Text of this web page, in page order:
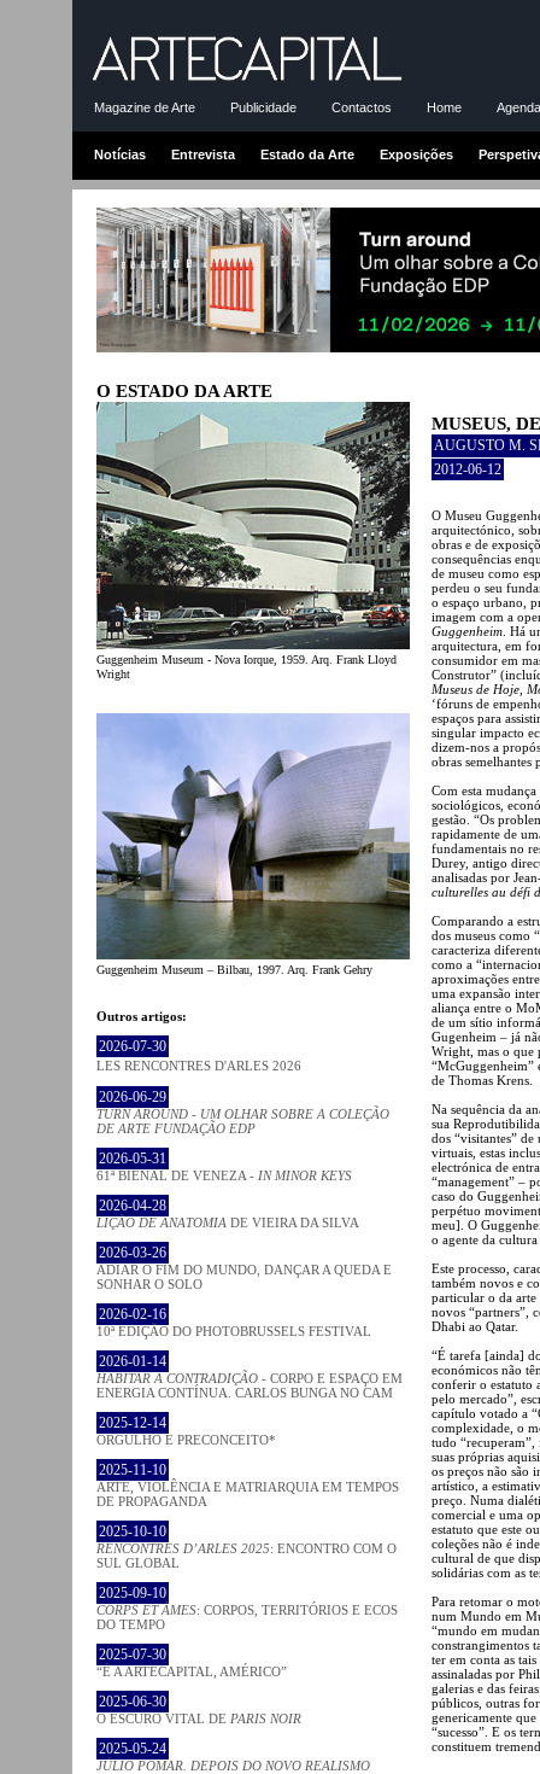
Magazine de Arte Publicidade Contactos Home
Notícias Entrevista Estado da Arte Exposições
O ESTADO DA ARTE
Guggenheim Museum - Nova Iorque, 1959. Arq. Frank Lloyd
Wright
Guggenheim Museum – Bilbau, 1997. Arq. Frank Gehry
Outros artigos:
2026-07-30
LES RENCONTRES D'ARLES 2026
2026-06-29
TURN AROUND - UM OLHAR SOBRE A COLEÇÃO
DE ARTE FUNDAÇÃO EDP
2026-05-31
61ª BIENAL DE VENEZA - IN MINOR KEYS
2026-04-28
LIÇÃO DE ANATOMIA DE VIEIRA DA SILVA
2026-03-26
ADIAR O FIM DO MUNDO, DANÇAR A QUEDA E
SONHAR O SOLO
2026-02-16
10ª EDIÇÃO DO PHOTOBRUSSELS FESTIVAL
2026-01-14
HABITAR A CONTRADIÇÃO - CORPO E ESPAÇO EM
ENERGIA CONTÍNUA. CARLOS BUNGA NO CAM
2025-12-14
ORGULHO E PRECONCEITO*
2025-11-10
ARTE, VIOLÊNCIA E MATRIARQUIA EM TEMPOS
DE PROPAGANDA
2025-10-10
RENCONTRES D’ARLES 2025: ENCONTRO COM O
SUL GLOBAL
2025-09-10
CORPS ET ÂMES: CORPOS, TERRITÓRIOS E ECOS
DO TEMPO
2025-07-30
“É A ARTECAPITAL, AMÉRICO”
2025-06-30
O ESCURO VITAL DE PARIS NOIR
2025-05-24
JÚLIO POMAR. DEPOIS DO NOVO REALISMO
MUSEUS,
AUGUSTO M.
2012-06-12
O Museu
arquitectónico,
obras e de
consequências
de museu como
perdeu o seu
o espaço urbano,
imagem com a
Guggenheim . Há
arquitectura, em
consumidor em
Construtor”
Museus de Hoje,
‘fóruns de
espaços para
singular impacto
dizem-nos a
obras semelhantes
Com esta
sociológicos,
gestão. “Os
rapidamente de
fundamentais no
Durey, antigo
analisadas por
culturelles au défi
Comparando a
dos museus como
caracteriza
como a
aproximações
uma expansão
aliança entre o
de um sítio
Gugenheim – já
Wright, mas o que
“McGuggenheim”
de Thomas Krens.
Na sequência da
sua
dos “visitantes” de
virtuais, estas
electrónica de
“management” –
caso do
perpétuo
meu]. O
o agente da
Este processo,
também novos e
particular o da arte
novos “partners”,
Dhabi ao Qatar.
“É tarefa [ainda]
económicos não
conferir o estatuto
pelo mercado”,
capítulo votado a
complexidade, o
tudo “recuperam”,
suas próprias
os preços não são
artístico, a
preço. Numa
comercial e uma
estatuto que este
coleções não é
cultural de que
solidárias com as
Para retomar o
num Mundo em
“mundo em
constrangimentos
ter em conta as
assinaladas por
galerias e das
públicos, outras
genericamente que
“sucesso”. E os
constituem